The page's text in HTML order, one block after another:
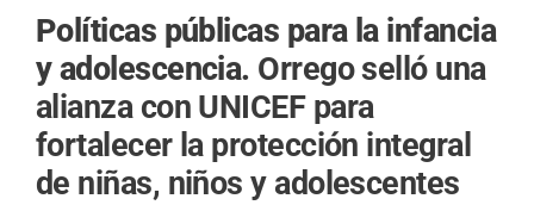
Políticas públicas para la infancia
y adolescencia. Orrego selló una
alianza con UNICEF para
fortalecer la protección integral
de niñas, niños y adolescentes